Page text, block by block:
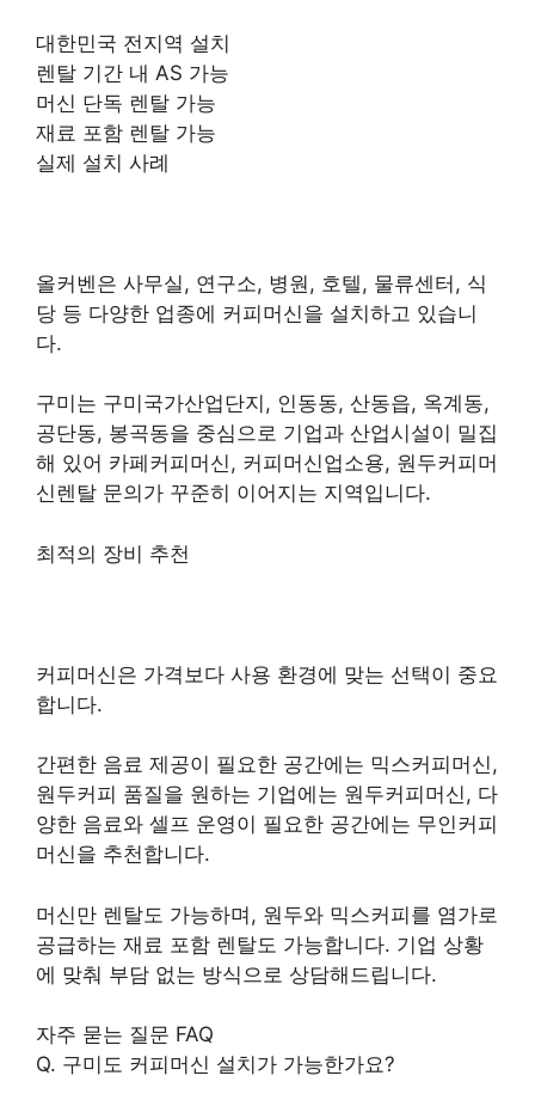
대한민국 전지역 설치
렌탈 기간 내 AS 가능
머신 단독 렌탈 가능
재료 포함 렌탈 가능
실제 설치 사례
올커벤은 사무실, 연구소, 병원, 호텔, 물류센터, 식
당 등 다양한 업종에 커피머신을 설치하고 있습니
다.
구미는 구미국가산업단지, 인동동, 산동읍, 옥계동,
공단동, 봉곡동을 중심으로 기업과 산업시설이 밀집
해 있어 카페커피머신, 커피머신업소용, 원두커피머
신렌탈 문의가 꾸준히 이어지는 지역입니다.
최적의 장비 추천
커피머신은 가격보다 사용 환경에 맞는 선택이 중요
합니다.
간편한 음료 제공이 필요한 공간에는 믹스커피머신,
원두커피 품질을 원하는 기업에는 원두커피머신, 다
양한 음료와 셀프 운영이 필요한 공간에는 무인커피
머신을 추천합니다.
머신만 렌탈도 가능하며, 원두와 믹스커피를 염가로
공급하는 재료 포함 렌탈도 가능합니다. 기업 상황
에 맞춰 부담 없는 방식으로 상담해드립니다.
자주 묻는 질문 FAQ
Q. 구미도 커피머신 설치가 가능한가요?